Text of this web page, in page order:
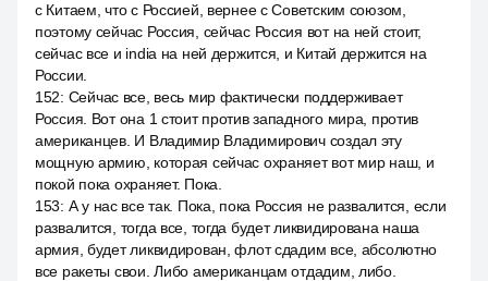
с Китаем, что с Россией, вернее с Советским союзом,
поэтому сейчас Россия, сейчас Россия вот на ней стоит,
сейчас все и india на ней держится, и Китай держится на
России.
152: Сейчас все, весь мир фактически поддерживает
Россия. Вот она 1 стоит против западного мира, против
американцев. И Владимир Владимирович создал эту
мощную армию, которая сейчас охраняет вот мир наш, и
покой пока охраняет. Пока.
153: А у нас все так. Пока, пока Россия не развалится, если
развалится, тогда все, тогда будет ликвидирована наша
армия, будет ликвидирован, флот сдадим все, абсолютно
все ракеты свои. Либо американцам отдадим, либо.